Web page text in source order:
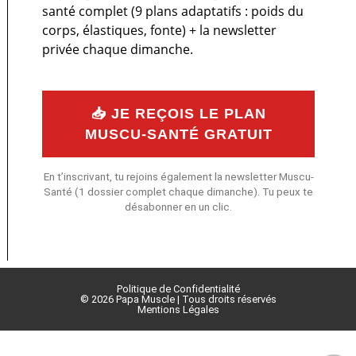
santé complet (9 plans adaptatifs : poids du
corps, élastiques, fonte) + la newsletter
privée chaque dimanche.
📥 JE REÇOIS LE PLAN
MUSCU-SANTÉ GRATUIT
En t’inscrivant, tu rejoins également la newsletter Muscu-
Santé (1 dossier complet chaque dimanche). Tu peux te
désabonner en un clic.
Politique de Confidentialité
© 2026 Papa Muscle | Tous droits réservés
Mentions Légales